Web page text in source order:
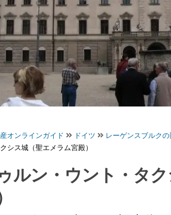
オンラインガイド ドイツ レーゲンスブルク
シス城（聖エメラム宮殿）
ルン・ウント・タ